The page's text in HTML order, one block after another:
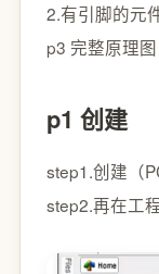
2.有引脚的元
p3 完整原理图
p1 创建
step1.创建（
step2.再在工